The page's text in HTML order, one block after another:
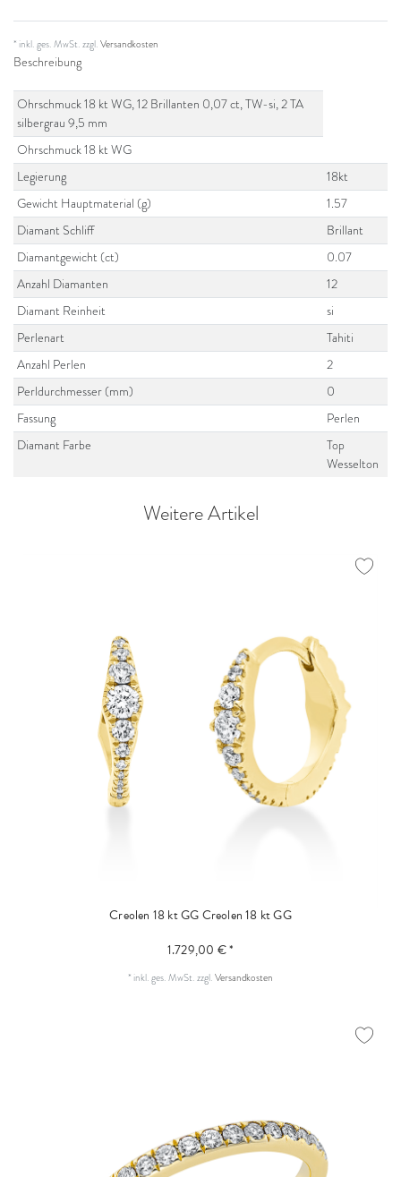
* inkl. ges. MwSt. zzgl.Versandkosten
Beschreibung
Ohrschmuck 18 kt WG, 12 Brillanten 0,07 ct, TW-si, 2 TA
silbergrau 9,5 mm
Ohrschmuck 18 kt WG
Legierung
18kt
Gewicht Hauptmaterial (g)
1.57
Diamant Schliff
Brillant
Diamantgewicht (ct)
0.07
Anzahl Diamanten
12
Diamant Reinheit
si
Perlenart
Tahiti
Anzahl Perlen
2
Perldurchmesser (mm)
0
Fassung
Perlen
Diamant Farbe
Top
Wesselton
Weitere Artikel
Creolen 18 kt GGCreolen 18 kt GG
1.729,00 € *
* inkl. ges. MwSt.zzgl.Versandkosten